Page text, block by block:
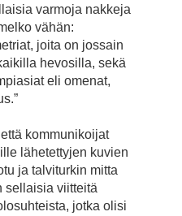
varmoja nakkeja
vähän:
joita on jossain
hevosilla, sekä
eli omenat,
kommunikoijat
lähetettyjen kuvien
ja talviturkin mitta
sellaisia viitteitä
jotka olisi